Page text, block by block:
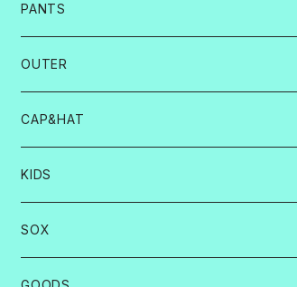
PANTS
OUTER
CAP&HAT
KIDS
SOX